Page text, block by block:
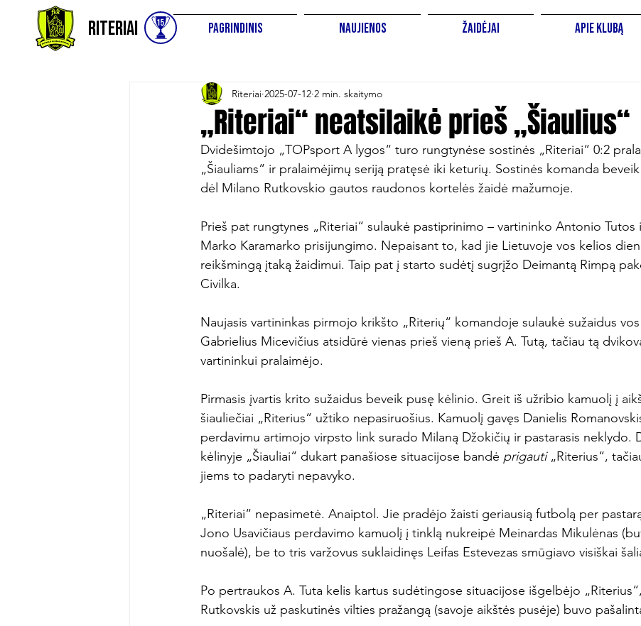
Riteriai Pagrindinis Naujienos Žaidėjai Apie Klubą
„Riteriai“ neatsilaikė prieš „Šiaulius“
Riteriai 2025-07-12 2 min. skaitymo
Dvidešimtojo „TOPsport A lygos“ turo rungtynėse sostinės „Riteriai“ 0:2
„Šiauliams“ ir pralaimėjimų seriją pratęsė iki keturių. Sostinės komanda
dėl Milano Rutkovskio gautos raudonos kortelės žaidė mažumoje.
Prieš pat rungtynes „Riteriai“ sulaukė pastiprinimo – vartininko Antonio Tutos
Marko Karamarko prisijungimo. Nepaisant to, kad jie Lietuvoje vos kelios
reikšmingą įtaką žaidimui. Taip pat į starto sudėtį sugrįžo Deimantą Rimpą
Civilka.
Naujasis vartininkas pirmojo krikšto „Riterių“ komandoje sulaukė sužaidus
Gabrielius Micevičius atsidūrė vienas prieš vieną prieš A. Tutą, tačiau tą
vartininkui pralaimėjo.
Pirmasis įvartis krito sužaidus beveik pusę kėlinio. Greit iš užribio kamuolį į
šiauliečiai „Riterius“ užtiko nepasiruošius. Kamuolį gavęs Danielis
perdavimu artimojo virpsto link surado Milaną Džokičių ir pastarasis neklydo.
kėlinyje „Šiauliai“ dukart panašiose situacijose bandė prigauti „Riterius“,
jiems to padaryti nepavyko.
„Riteriai“ nepasimetė. Anaiptol. Jie pradėjo žaisti geriausią futbolą per
Jono Usavičiaus perdavimo kamuolį į tinklą nukreipė Meinardas Mikulėnas
nuošalė), be to tris varžovus suklaidinęs Leifas Estevezas smūgiavo visiškai
Po pertraukos A. Tuta kelis kartus sudėtingose situacijose išgelbėjo
Rutkovskis už paskutinės vilties pražangą (savoje aikštės pusėje) buvo